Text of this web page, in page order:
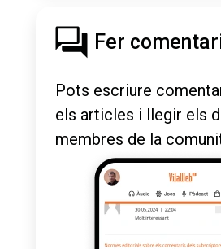
Fer
Pots escriure
els articles i llegir els
membres de la